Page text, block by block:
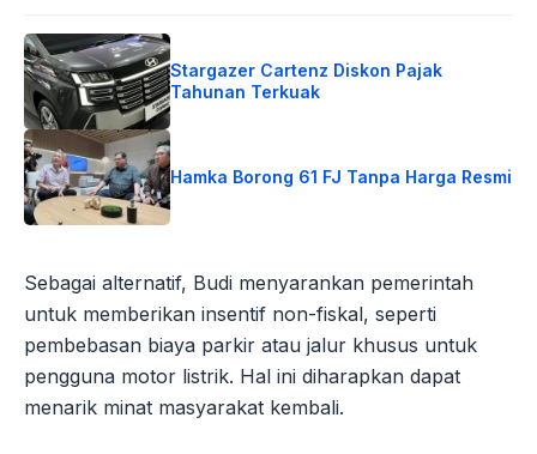
Stargazer Cartenz Diskon Pajak
Tahunan Terkuak
Hamka Borong 61 FJ Tanpa Harga Resmi
Sebagai alternatif, Budi menyarankan pemerintah
untuk memberikan insentif non-fiskal, seperti
pembebasan biaya parkir atau jalur khusus untuk
pengguna motor listrik. Hal ini diharapkan dapat
menarik minat masyarakat kembali.